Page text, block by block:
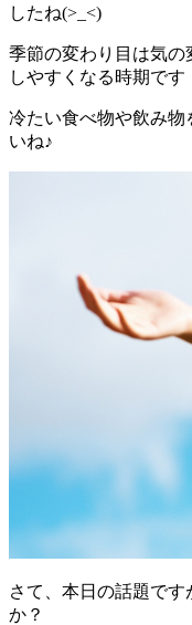
したね(>_<)
季節の変わり目は気
しやすくなる時期です
冷たい食べ物や飲み物
いね♪
さて、本日の話題で
か？